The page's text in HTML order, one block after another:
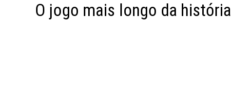
O jogo mais longo da história